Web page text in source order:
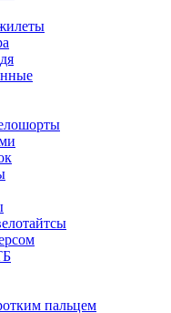
пальцем